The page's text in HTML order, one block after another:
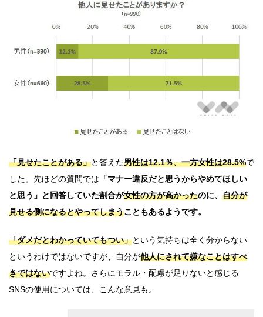
「見せたことがある」と答えた男性は12.1％、一方女性は28.5%で
した。先ほどの質問では 「マナー違反だと思うからやめてほしい
と思う」と回答していた割合が女性の方が高かったのに、 自分が
見せる側になるとやってしまうこともあるようです。
「ダメだとわかっていてもつい」という気持ちは全く分からない
というわけではないですが、自分が他人にされて嫌なことはすべ
きではないですよね。さらにモラル・配慮が足りないと感じる
SNSの使用については、こんな意見も。